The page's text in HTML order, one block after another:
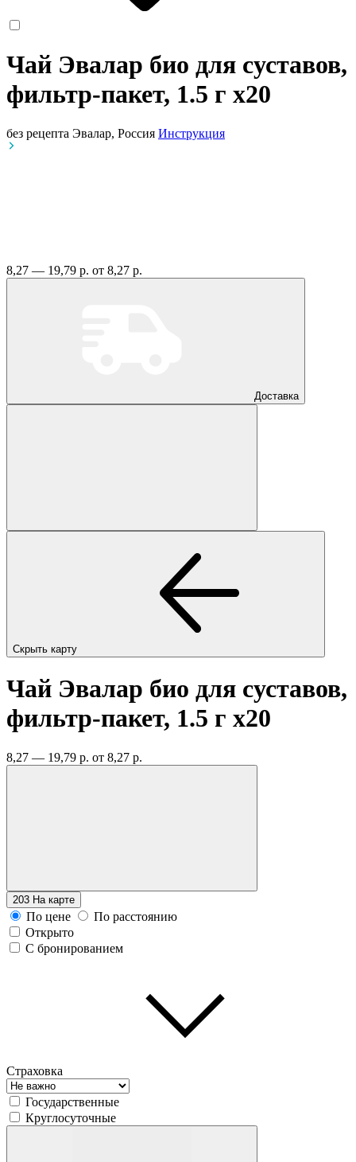
Чай Эвалар био для суставов,
фильтр-пакет, 1.5 г x20
без рецепта Эвалар, Россия Инструкция
8,27 — 19,79 р. от 8,27 р.
Доставка
Скрыть карту
Чай Эвалар био для суставов,
фильтр-пакет, 1.5 г x20
8,27 — 19,79 р. от 8,27 р.
203 На карте
По цене
По расстоянию
Открыто
С бронированием
Страховка
Государственные
Круглосуточные